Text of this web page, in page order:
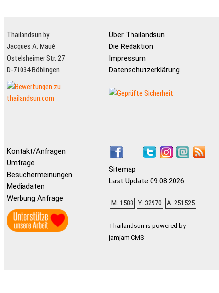
Thailandsun by
Jacques A. Maué
Ostelsheimer Str. 27
D-71034 Böblingen
Über Thailandsun
Die Redaktion
Impressum
Datenschutzerklärung
Kontakt/Anfragen
Umfrage
Besuchermeinungen
Mediadaten
Werbung Anfrage
Sitemap
Last Update 09.08.2026
M: 1588 Y: 32970 A: 251525
Thailandsun is powered by
jamjam CMS